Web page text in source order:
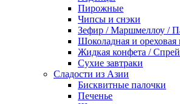
Пирожные
Чипсы и снэки
Зефир / Маршмеллоу /
Шоколадная и ореховая
Жидкая конфета /
Сухие завтраки
Сладости из Азии
Бисквитные палочки
Печенье